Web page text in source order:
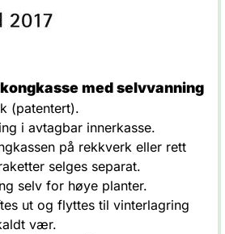
med selvvanning
(patentert).
i avtagbar innerkasse.
på rekkverk eller rett
selges separat.
selv for høye planter.
ut og flyttes til vinterlagring
vær.